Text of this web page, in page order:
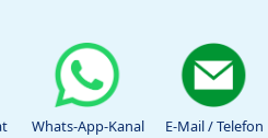
Whats-App-Kanal E-Mail / Telefon